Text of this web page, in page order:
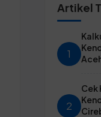
Artikel
1
2
Cek